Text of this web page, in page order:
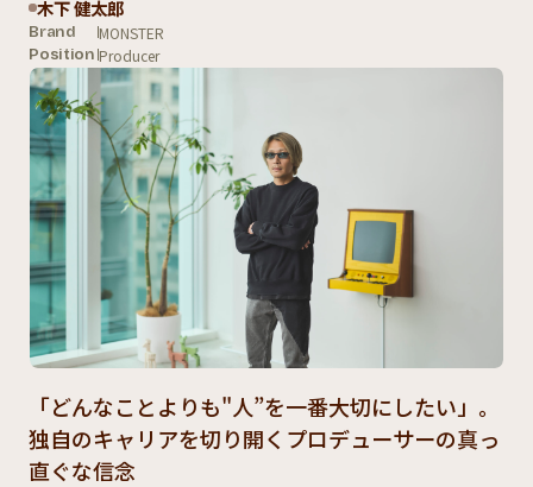
木下 健太郎
Brand MONSTER
Position Producer
「どんなことよりも"人”を一番大切にしたい」。
独自のキャリアを切り開くプロデューサーの真っ
直ぐな信念